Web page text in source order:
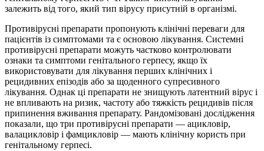
залежить від того, який тип вірусу присутній в організмі.
Противірусні препарати пропонують клінічні переваги для
пацієнтів із симптомами та є основою лікування. Системні
противірусні препарати можуть частково контролювати
ознаки та симптоми генітального герпесу, якщо їх
використовувати для лікування перших клінічних і
рецидивних епізодів або за щоденного супресивного
лікування. Однак ці препарати не знищують латентний вірус і
не впливають на ризик, частоту або тяжкість рецидивів після
припинення вживання препарату. Рандомізовані дослідження
показали, що три противірусні препарати — ацикловір,
валацикловір і фамцикловір — мають клінічну користь при
генітальному герпесі.